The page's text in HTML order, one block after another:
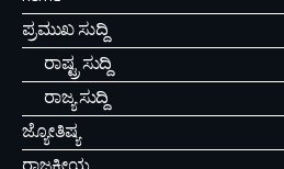
ಪ್ರಮುಖ ಸುದ್ದಿ
ರಾಷ್ಟ್ರ ಸುದ್ದಿ
ರಾಜ್ಯ ಸುದ್ದಿ
ಜ್ಯೋತಿಷ್ಯ